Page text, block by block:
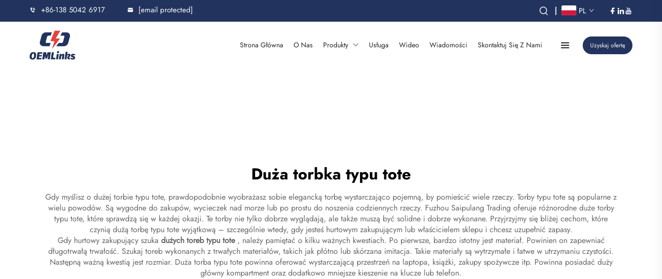
+86-138 5042 6917 [email protected] | PL
Strona Główna O Nas Produkty Usługa Wideo Wiadomości Skontaktuj Się Z Nami Uzyskaj ofertę
Duża torbka typu tote
Gdy myślisz o dużej torbie typu tote, prawdopodobnie wyobrażasz sobie elegancką torbę wystarczająco pojemną, by pomieścić wiele rzeczy. Torby typu tote są popularne z
wielu powodów. Są wygodne do zakupów, wycieczek nad morze lub po prostu do noszenia codziennych rzeczy. Fuzhou Saipulang Trading oferuje różnorodne duże torby
typu tote, które sprawdzą się w każdej okazji. Te torby nie tylko dobrze wyglądają, ale także muszą być solidne i dobrze wykonane. Przyjrzyjmy się bliżej cechom, które
czynią dużą torbę typu tote wyjątkową – szczególnie wtedy, gdy jesteś hurtowym zakupującym lub właścicielem sklepu i chcesz uzupełnić zapasy.
Gdy hurtowy zakupujący szuka dużych toreb typu tote , należy pamiętać o kilku ważnych kwestiach. Po pierwsze, bardzo istotny jest materiał. Powinien on zapewniać
długotrwałą trwałość. Szukaj toreb wykonanych z trwałych materiałów, takich jak płótno lub skórzana imitacja. Takie materiały są wytrzymałe i łatwe w utrzymaniu czystości.
Następną ważną kwestią jest rozmiar. Duża torba typu tote powinna oferować wystarczającą przestrzeń na laptopa, książki, zakupy spożywcze itp. Powinna posiadać duży
główny kompartment oraz dodatkowo mniejsze kieszenie na klucze lub telefon.